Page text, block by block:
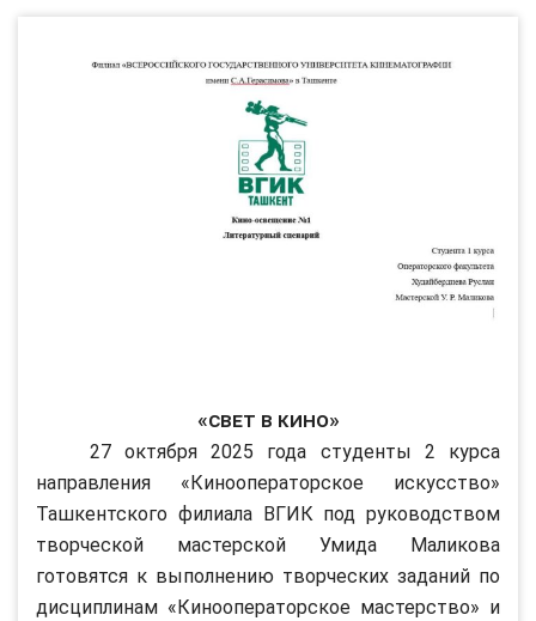
«Свет в кино»
27 октября 2025 года студенты 2 курса
направления «Кинооператорское искусство»
Ташкентского филиала ВГИК под руководством
творческой мастерской Умида Маликова
готовятся к выполнению творческих заданий по
дисциплинам «Кинооператорское мастерство» и